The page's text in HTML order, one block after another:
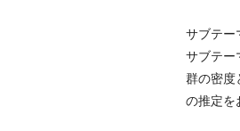
サブテー
サブテー
群の密度
の推定を